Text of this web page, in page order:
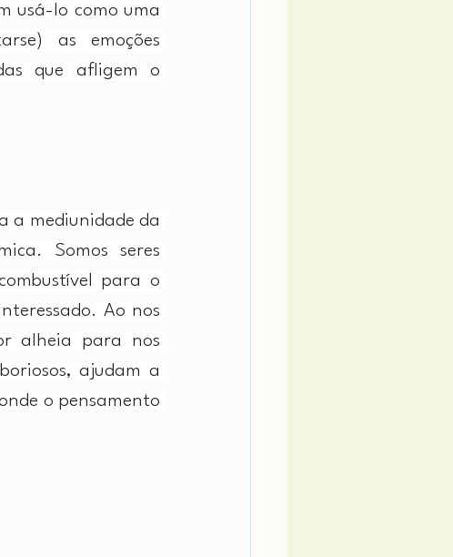
usá-lo como uma
as emoções
que afligem o
a mediunidade da
Somos seres
para o
Ao nos
alheia para nos
ajudam a
o pensamento